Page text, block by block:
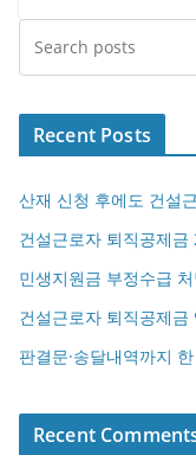
Recent Posts
산재 신청 후에도 건설
건설근로자 퇴직공제
민생지원금 부정수급
건설근로자 퇴직공제
판결문·송달내역까지
Recent